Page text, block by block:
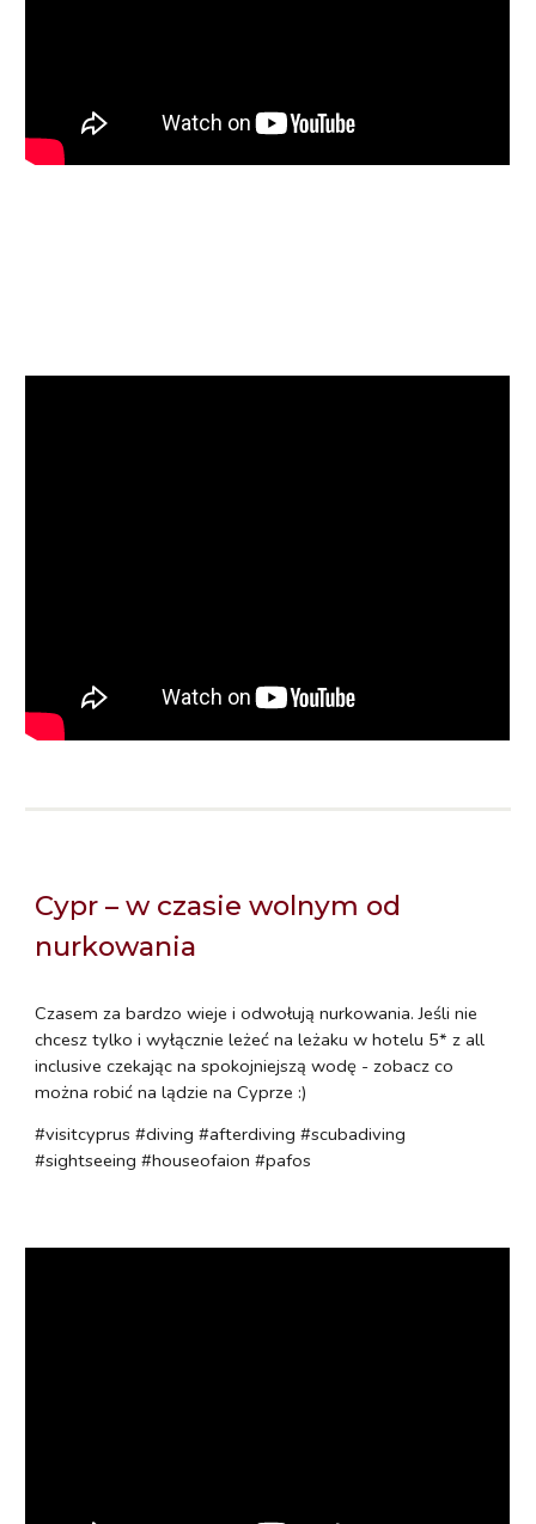
Cypr – w czasie wolnym od
nurkowania
Czasem za bardzo wieje i odwołują nurkowania. Jeśli nie
chcesz tylko i wyłącznie leżeć na leżaku w hotelu 5* z all
inclusive czekając na spokojniejszą wodę - zobacz co
można robić na lądzie na Cyprze :)
#visitcyprus #diving #afterdiving #scubadiving
#sightseeing #houseofaion #pafos